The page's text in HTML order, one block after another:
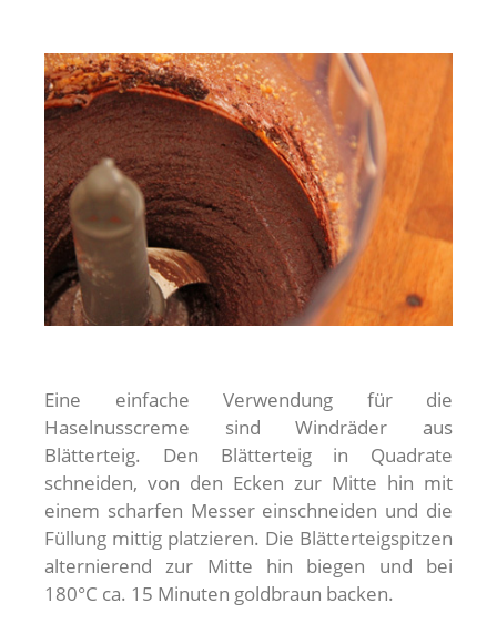
Eine einfache Verwendung für die
Haselnusscreme sind Windräder aus
Blätterteig. Den Blätterteig in Quadrate
schneiden, von den Ecken zur Mitte hin mit
einem scharfen Messer einschneiden und die
Füllung mittig platzieren. Die Blätterteigspitzen
alternierend zur Mitte hin biegen und bei
180°C ca. 15 Minuten goldbraun backen.